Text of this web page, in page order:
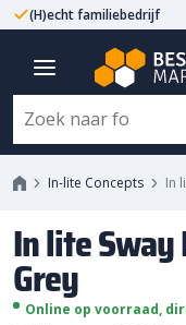
(H)echt familiebedrijf
In-lite Concepts In
In lite Sway
Grey
Online op voorraad,
In lite
Grey